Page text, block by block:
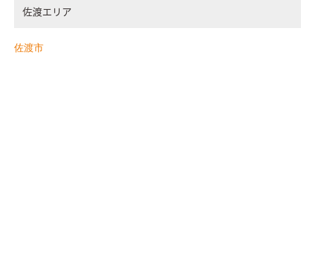
佐渡エリア
佐渡市